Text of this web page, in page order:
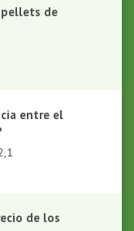
de
entre el
de los